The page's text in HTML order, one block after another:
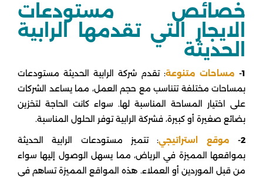
خصائص مستودعات
الايجار التي تقدمها الرابية
الحديثة
1- مساحات متنوعة: تقدم شركة الرابية الحديثة مستودعات
بمساحات مختلفة تتناسب مع حجم العمل، مما يساعد الشركات
على اختيار المساحة المناسبة لها. سواء كانت الحاجة لتخزين
بضائع صغيرة أو كبيرة، فشركة الرابية توفر الحلول المناسبة.
2-
موقع استراتيجي: تتميز مستودعات الرابية الحديثة
بمواقعها المميزة في الرياض، مما يسهل الوصول إليها سواء
من قبل الموردين أو العملاء. هذه المواقع المميزة تساهم في